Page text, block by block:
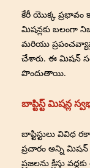
కేరీ యొక్క ప్రభావం
మిషన్లకు బలంగా
మరియు
చేశారు. ఈ మిషన్
పొందుతాయి.
బాప్టిస్ట్ మిషన్ల
బాప్టిస్టులు వివిధ
ప్రచారం అన్ని
ప్రజలను క్రీస్తు